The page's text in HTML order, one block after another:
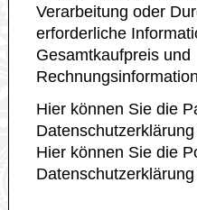
Verarbeitung oder
erforderliche
Gesamtkaufpreis und
Hier können Sie die
Datenschutzerklärung
Hier können Sie die
Datenschutzerklärung